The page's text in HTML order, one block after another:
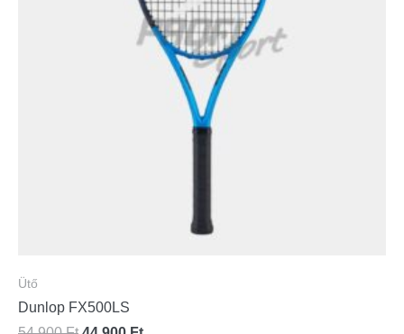
Ütő
Dunlop FX500LS